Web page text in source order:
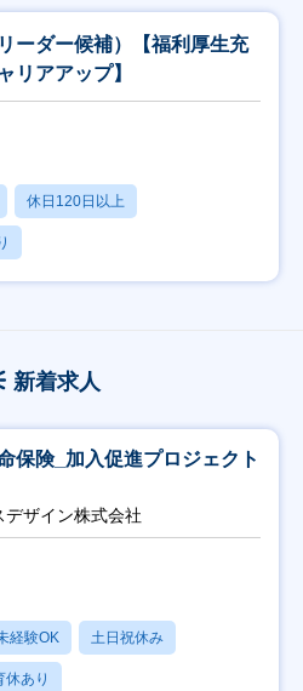
ーダー候補）【福利厚生充
リアアップ】
休日120日以上
新着求人
保険_加入促進プロジェクト
ザイン株式会社
経験OK 土日祝休み
休あり